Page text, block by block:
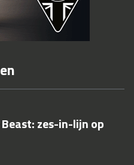
zes-in-lijn op